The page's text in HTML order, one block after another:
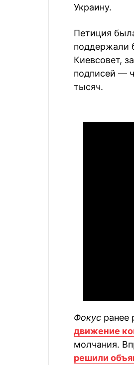
Украину.
Петиция
поддержали
Киевсовет,
подписей —
тысяч.
Фокус ранее
движение
молчания.
решили